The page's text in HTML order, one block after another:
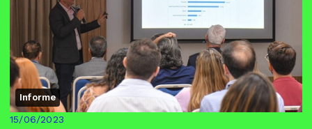
Informe
15/06/2023